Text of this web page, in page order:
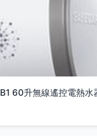
60升無線遙控電熱水